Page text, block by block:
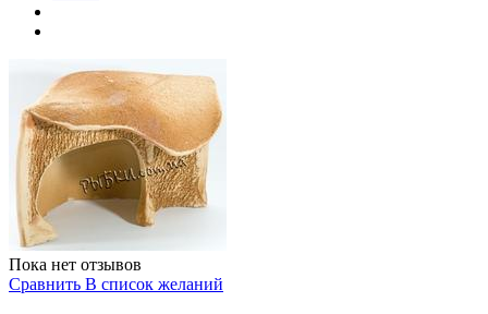
Пока нет отзывов
Сравнить В список желаний